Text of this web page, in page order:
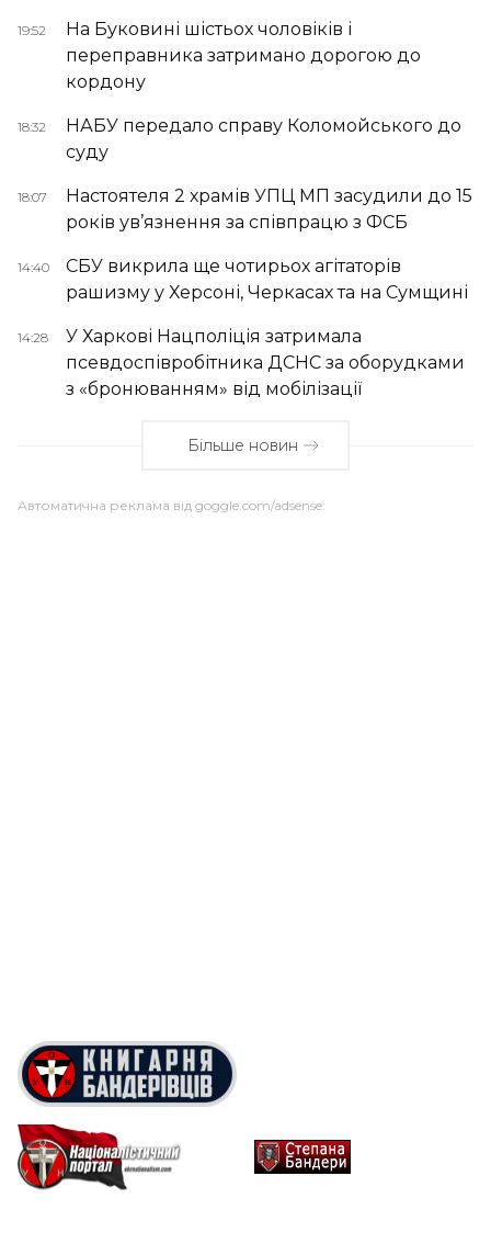
19:52
На Буковині шістьох чоловіків і
переправника затримано дорогою до
кордону
18:32
НАБУ передало справу Коломойського до
суду
18:07
Настоятеля 2 храмів УПЦ МП засудили до 15
років ув’язнення за співпрацю з ФСБ
14:40
СБУ викрила ще чотирьох агітаторів
рашизму у Херсоні, Черкасах та на Сумщині
14:28
У Харкові Нацполіція затримала
псевдоспівробітника ДСНС за оборудками
з «бронюванням» від мобілізації
Більше новин
Автоматична реклама від goggle.com/adsense: